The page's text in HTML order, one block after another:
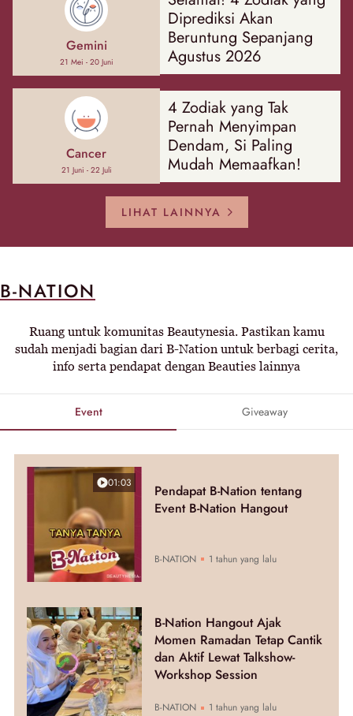
Gemini
21 Mei - 20 Juni
Diprediksi Akan
Beruntung Sepanjang
Agustus 2026
Cancer
21 Juni - 22 Juli
4 Zodiak yang Tak
Pernah Menyimpan
Dendam, Si Paling
Mudah Memaafkan!
LIHAT LAINNYA
B-NATION
Ruang untuk komunitas Beautynesia. Pastikan kamu
sudah menjadi bagian dari B-Nation untuk berbagi cerita,
info serta pendapat dengan Beauties lainnya
Event Giveaway
01:03
Pendapat B-Nation tentang
Event B-Nation Hangout
B-NATION 1 tahun yang lalu
B-Nation Hangout Ajak
Momen Ramadan Tetap Cantik
dan Aktif Lewat Talkshow-
Workshop Session
B-NATION 1 tahun yang lalu